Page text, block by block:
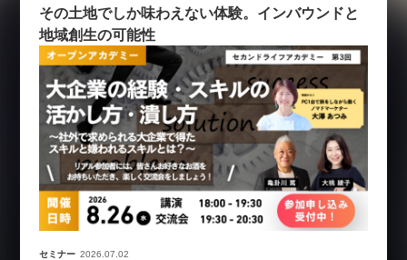
その土地でしか味わえない体験。インバウンドと
地域創生の可能性
セミナー 2026.07.02